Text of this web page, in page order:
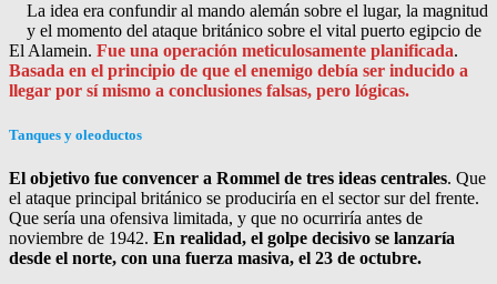
La idea era confundir al mando alemán sobre el lugar, la magnitud
y el momento del ataque británico sobre el vital puerto egipcio de
El Alamein. Fue una operación meticulosamente planificada.
Basada en el principio de que el enemigo debía ser inducido a
llegar por sí mismo a conclusiones falsas, pero lógicas.
Tanques y oleoductos
El objetivo fue convencer a Rommel de tres ideas centrales. Que
el ataque principal británico se produciría en el sector sur del frente.
Que sería una ofensiva limitada, y que no ocurriría antes de
noviembre de 1942. En realidad, el golpe decisivo se lanzaría
desde el norte, con una fuerza masiva, el 23 de octubre.